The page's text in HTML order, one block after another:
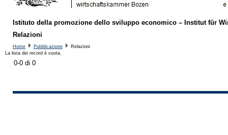
Istituto della promozione dello sviluppo economico – Institut für
Relazioni
Home Pubblicazione
Relazioni
La lista dei record è vuota.
0-0 di 0